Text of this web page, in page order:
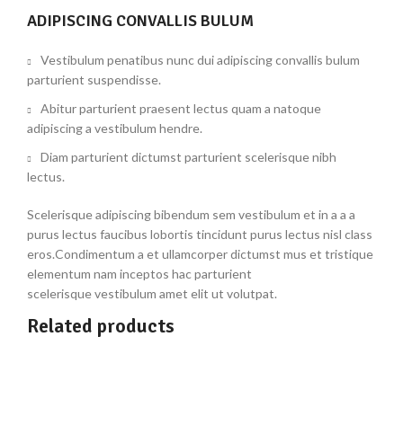
ADIPISCING CONVALLIS BULUM
Vestibulum penatibus nunc dui adipiscing convallis bulum
parturient suspendisse.
Abitur parturient praesent lectus quam a natoque
adipiscing a vestibulum hendre.
Diam parturient dictumst parturient scelerisque nibh
lectus.
Scelerisque adipiscing bibendum sem vestibulum et in a a a
purus lectus faucibus lobortis tincidunt purus lectus nisl class
eros.Condimentum a et ullamcorper dictumst mus et tristique
elementum nam inceptos hac parturient
scelerisque vestibulum amet elit ut volutpat.
Related products